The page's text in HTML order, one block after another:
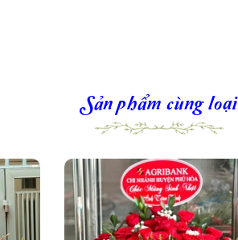
Sản phẩm cùng loại